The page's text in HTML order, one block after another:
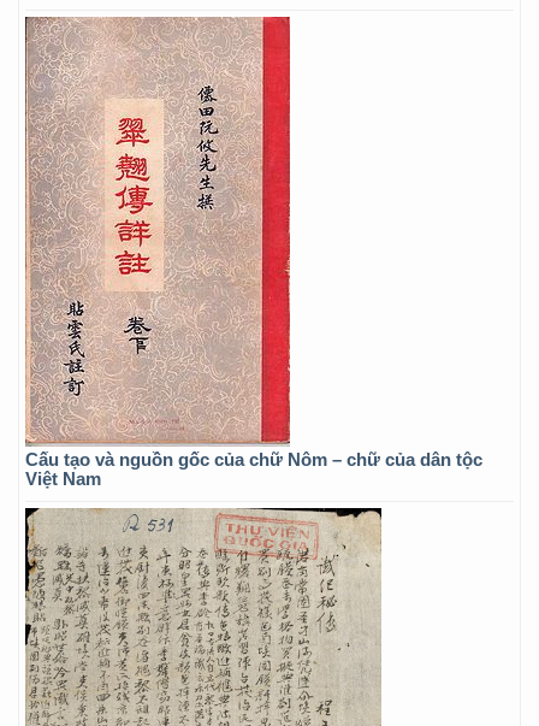
Cấu tạo và nguồn gốc của chữ Nôm – chữ của dân tộc
Việt Nam